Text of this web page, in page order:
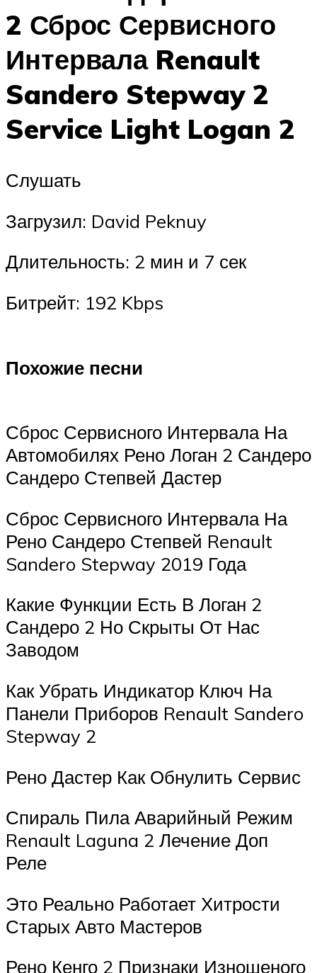
2 Сброс Сервисного
Интервала Renault
Sandero Stepway 2
Service Light Logan 2
Слушать
Загрузил: David Peknuy
Длительность: 2 мин и 7 сек
Битрейт: 192 Kbps
Похожие песни
Сброс Сервисного Интервала На
Автомобилях Рено Логан 2 Сандеро
Сандеро Степвей Дастер
Сброс Сервисного Интервала На
Рено Сандеро Степвей Renault
Sandero Stepway 2019 Года
Какие Функции Есть В Логан 2
Сандеро 2 Но Скрыты От Нас
Заводом
Как Убрать Индикатор Ключ На
Панели Приборов Renault Sandero
Stepway 2
Рено Дастер Как Обнулить Сервис
Спираль Пила Аварийный Режим
Renault Laguna 2 Лечение Доп
Реле
Это Реально Работает Хитрости
Старых Авто Мастеров
Рено Кенго 2 Признаки Изношеного